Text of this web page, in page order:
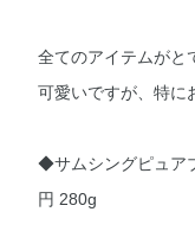
全てのアイテムがと
可愛いですが、特に
◆サムシングピュア
円 280g